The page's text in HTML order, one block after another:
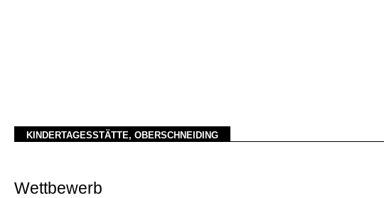
KINDERTAGESSTÄTTE, OBERSCHNEIDING
Wettbewerb